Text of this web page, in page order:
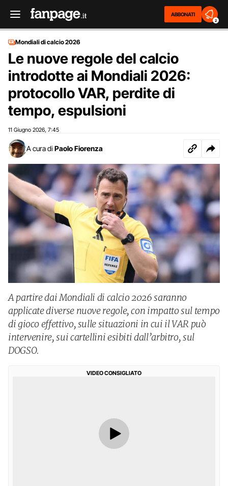
ABBONATI
2
Mondiali di calcio 2026
Le nuove regole del calcio
introdotte ai Mondiali 2026:
protocollo VAR, perdite di
tempo, espulsioni
11 Giugno 2026 7:45
A cura di Paolo Fiorenza
A partire dai Mondiali di calcio 2026 saranno
applicate diverse nuove regole, con impatto sul tempo
di gioco effettivo, sulle situazioni in cui il VAR può
intervenire, sui cartellini esibiti dall’arbitro, sul
DOGSO.
VIDEO CONSIGLIATO